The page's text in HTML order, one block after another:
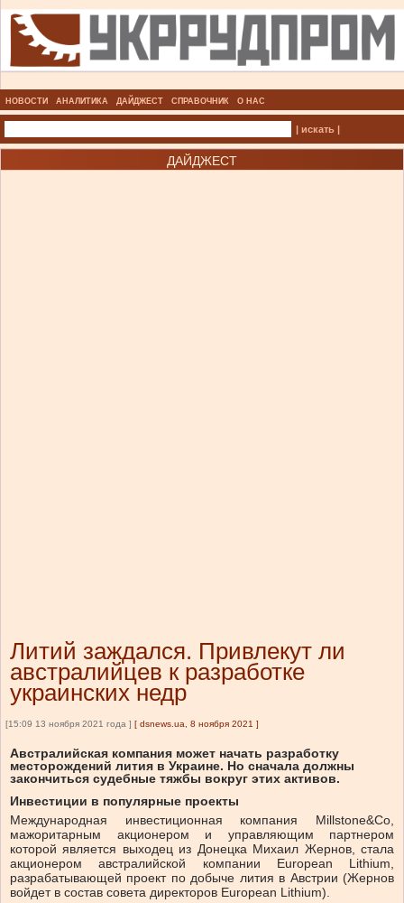
НОВОСТИ АНАЛИТИКА ДАЙДЖЕСТ СПРАВОЧНИК О НАС
| искать |
ДАЙДЖЕСТ
Литий заждался. Привлекут ли
австралийцев к разработке
украинских недр
[15:09 13 ноября 2021 года ] [ dsnews.ua, 8 ноября 2021 ]
Австралийская компания может начать разработку
месторождений лития в Украине. Но сначала должны
закончиться судебные тяжбы вокруг этих активов.
Инвестиции в популярные проекты
Международная инвестиционная компания Millstone&Co,
мажоритарным акционером и управляющим партнером
которой является выходец из Донецка Михаил Жернов, стала
акционером австралийской компании European Lithium,
разрабатывающей проект по добыче лития в Австрии (Жернов
войдет в состав совета директоров European Lithium).